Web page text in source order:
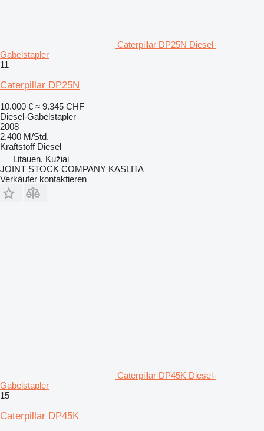
Caterpillar DP25N Diesel-
Gabelstapler
11
Caterpillar DP25N
10.000 € ≈ 9.345 CHF
Diesel-Gabelstapler
2008
2.400 M/Std.
Kraftstoff Diesel
Litauen, Kužiai
JOINT STOCK COMPANY KASLITA
Verkäufer kontaktieren
Caterpillar DP45K Diesel-
Gabelstapler
15
Caterpillar DP45K